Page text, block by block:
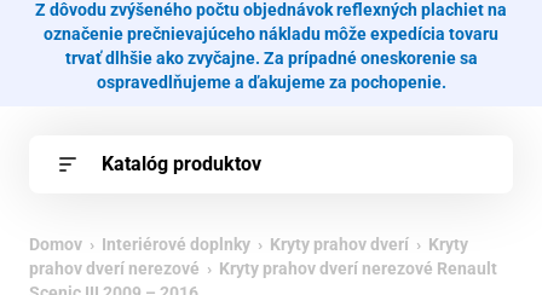
Z dôvodu zvýšeného počtu objednávok reflexných plachiet na
označenie prečnievajúceho nákladu môže expedícia tovaru
trvať dlhšie ako zvyčajne. Za prípadné oneskorenie sa
ospravedlňujeme a ďakujeme za pochopenie.
Katalóg produktov
Domov › Interiérové doplnky › Kryty prahov dverí › Kryty
prahov dverí nerezové › Kryty prahov dverí nerezové Renault